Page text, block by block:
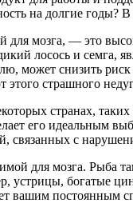
на долгие
для мозга, — это
лосось и семга,
может снизить
страшного
странах,
его идеальным
связанных с
для мозга. Рыба
устрицы, богатые
вашим постоянным